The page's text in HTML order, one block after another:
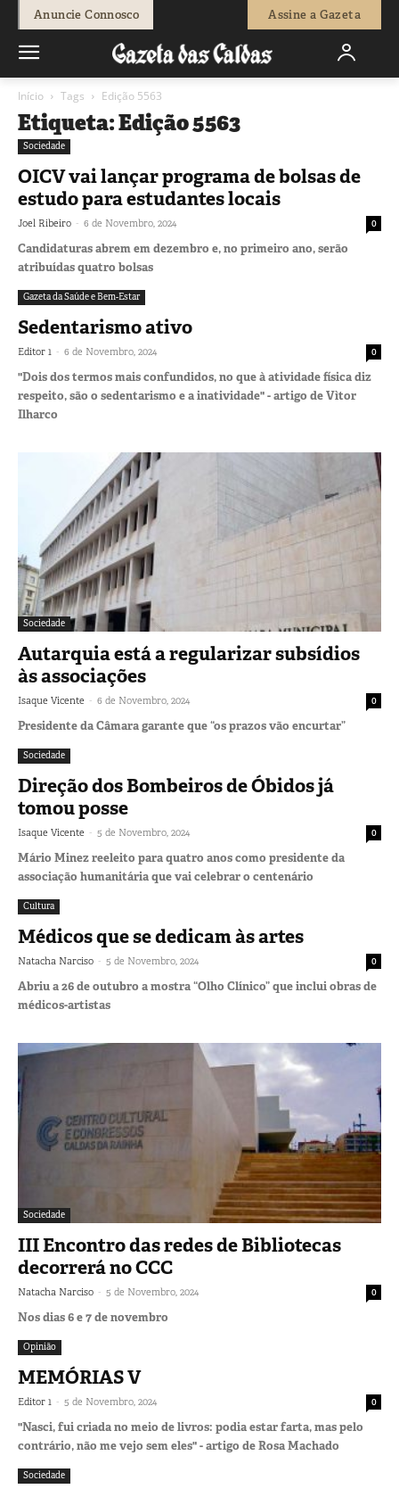
Anuncie Connosco Assine a Gazeta
Início Tags Edição 5563
Etiqueta: Edição 5563
Sociedade
OICV vai lançar programa de bolsas de
estudo para estudantes locais
Joel Ribeiro - 6 de Novembro, 2024 0
Candidaturas abrem em dezembro e, no primeiro ano, serão
atribuídas quatro bolsas
Gazeta da Saúde e Bem-Estar
Sedentarismo ativo
Editor 1 - 6 de Novembro, 2024 0
"Dois dos termos mais confundidos, no que à atividade física diz
respeito, são o sedentarismo e a inatividade" - artigo de Vìtor
Ilharco
Sociedade
Autarquia está a regularizar subsídios
às associações
Isaque Vicente - 6 de Novembro, 2024 0
Presidente da Câmara garante que “os prazos vão encurtar”
Sociedade
Direção dos Bombeiros de Óbidos já
tomou posse
Isaque Vicente - 5 de Novembro, 2024 0
Mário Minez reeleito para quatro anos como presidente da
associação humanitária que vai celebrar o centenário
Cultura
Médicos que se dedicam às artes
Natacha Narciso - 5 de Novembro, 2024 0
Abriu a 26 de outubro a mostra “Olho Clínico” que inclui obras de
médicos-artistas
Sociedade
III Encontro das redes de Bibliotecas
decorrerá no CCC
Natacha Narciso - 5 de Novembro, 2024 0
Nos dias 6 e 7 de novembro
Opinião
MEMÓRIAS V
Editor 1 - 5 de Novembro, 2024 0
"Nasci, fui criada no meio de livros: podia estar farta, mas pelo
contrário, não me vejo sem eles" - artigo de Rosa Machado
Sociedade